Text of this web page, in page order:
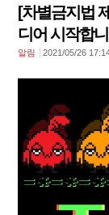
[차별금지법
디어 시작합
알림 2021/05/26